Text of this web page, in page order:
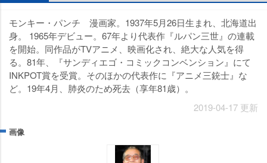
モンキー・パンチ 漫画家。1937年5月26日生まれ、北海道出
身。 1965年デビュー。67年より代表作『ルパン三世』の連載
を開始。同作品がTVアニメ、映画化され、絶大な人気を得
る。81年、『サンディエゴ・コミックコンベンション』にて
INKPOT賞を受賞。そのほかの代表作に『アニメ三銃士』な
ど。19年4月、肺炎のため死去（享年81歳）。
2019-04-17 更新
画像